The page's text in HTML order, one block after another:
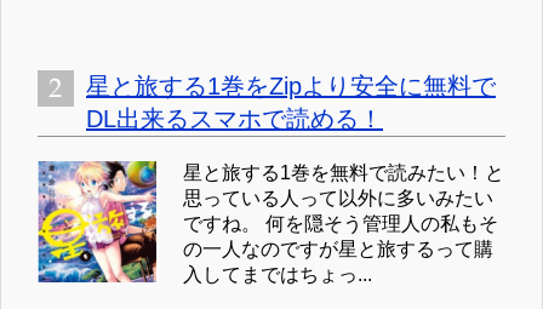
星と旅する1巻をZipより安全に無料で
DL出来るスマホで読める！
星と旅する1巻を無料で読みたい！と
思っている人って以外に多いみたい
ですね。 何を隠そう管理人の私もそ
の一人なのですが星と旅するって購
入してまではちょっ...